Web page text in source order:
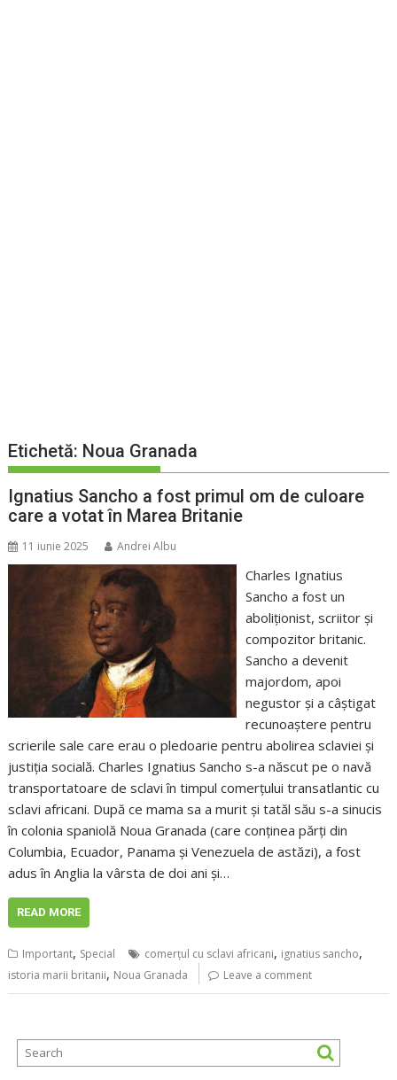
Etichetă: Noua Granada
Ignatius Sancho a fost primul om de culoare
care a votat în Marea Britanie
11 iunie 2025 Andrei Albu
Charles Ignatius
Sancho a fost un
aboliționist, scriitor și
compozitor britanic.
Sancho a devenit
majordom, apoi
negustor și a câștigat
recunoaștere pentru
scrierile sale care erau o pledoarie pentru abolirea sclaviei și
justiția socială. Charles Ignatius Sancho s-a născut pe o navă
transportatoare de sclavi în timpul comerțului transatlantic cu
sclavi africani. După ce mama sa a murit și tatăl său s-a sinucis
în colonia spaniolă Noua Granada (care conținea părți din
Columbia, Ecuador, Panama și Venezuela de astăzi), a fost
adus în Anglia la vârsta de doi ani și…
READ MORE
Important, Special comerțul cu sclavi africani, ignatius sancho,
istoria marii britanii, Noua Granada Leave a comment